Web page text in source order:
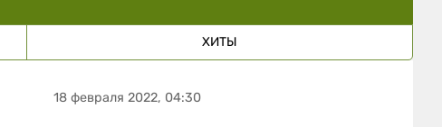
ХИТЫ
18 февраля 2022, 04:30